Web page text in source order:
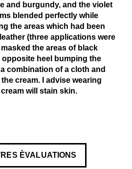
and burgundy, and the violet
blended perfectly while
the areas which had been
(three applications were
the areas of black
heel bumping the
combination of a cloth and
cream. I advise wearing
will stain skin.
ÈVALUATIONS